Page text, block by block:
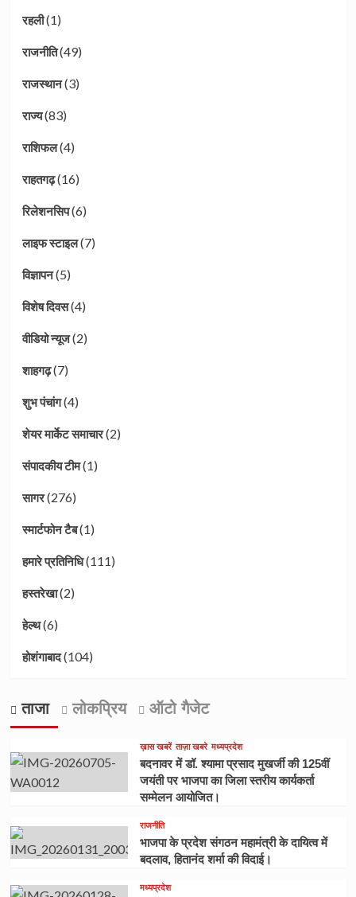
रहली(1)
राजनीति(49)
राजस्थान(3)
राज्य(83)
राशिफल(4)
राहतगढ़(16)
रिलेशनसिप(6)
लाइफ स्टाइल(7)
विज्ञापन(5)
विशेष दिवस(4)
वीडियो न्यूज(2)
शाहगढ़(7)
शुभ पंचांग(4)
शेयर मार्केट समाचार(2)
संपादकीय टीम(1)
सागर(276)
स्मार्टफोन टैब(1)
हमारे प्रतिनिधि(111)
हस्तरेखा(2)
हेल्थ(6)
होशंगाबाद(104)
ताजा लोकप्रिय ऑटो गैजेट
ख़ास खबरें ताज़ा खबरे मध्यप्रदेश
बदनावर में डॉ. श्यामा प्रसाद मुखर्जी की 125वीं
जयंती पर भाजपा का जिला स्तरीय कार्यकर्ता
सम्मेलन आयोजित।
राजनीति
भाजपा के प्रदेश संगठन महामंत्री के दायित्व में
बदलाव, हितानंद शर्मा की विदाई।
मध्यप्रदेश